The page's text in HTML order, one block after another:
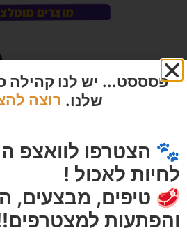
מוצרים
אברקלין סגול לבנדר 10 ליטר
הרוויחו 5.25 נקודות ⭐
פסססט... יש לנו קהילה
שלנו. רוצה
🐾 הצטרפו לוואצפ
לחיות לאכול !
🥩 טיפים, מבצעים,
והפתעות